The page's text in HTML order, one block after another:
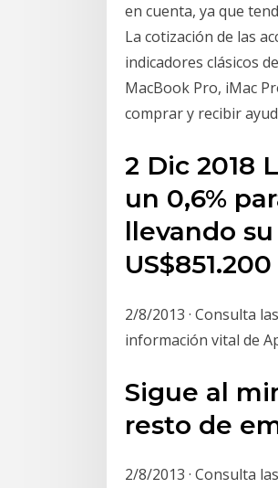
en cuenta, ya que
La cotización de las
indicadores clásicos
MacBook Pro, iMac
comprar y recibir
2 Dic 2018
un 0,6%
llevando
US$851.200
2/8/2013 · Consulta
información vital de
Sigue al
resto de
2/8/2013 · Consulta